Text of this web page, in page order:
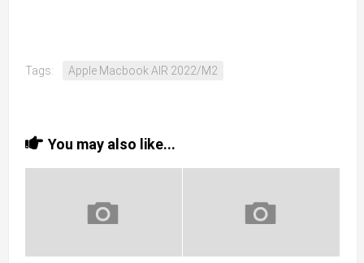
Tags: Apple Macbook AIR 2022/M2
You may also like...